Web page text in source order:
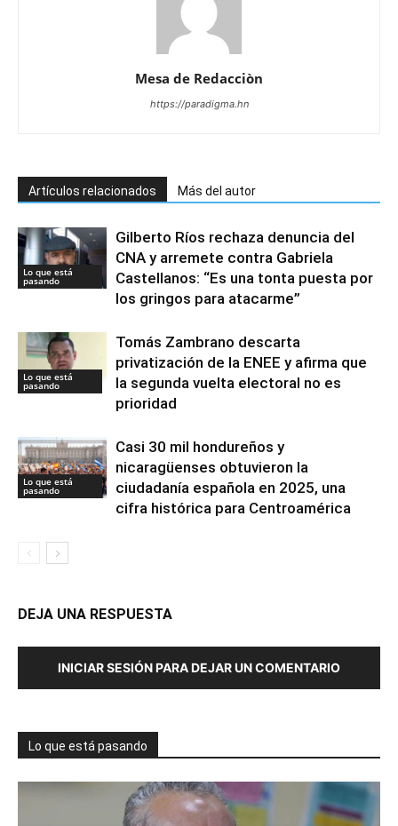
Mesa de Redacciòn
https://paradigma.hn
Artículos relacionados Más del autor
Lo que está
pasando
Gilberto Ríos rechaza denuncia del
CNA y arremete contra Gabriela
Castellanos: “Es una tonta puesta por
los gringos para atacarme”
Lo que está
pasando
Tomás Zambrano descarta
privatización de la ENEE y afirma que
la segunda vuelta electoral no es
prioridad
Lo que está
pasando
Casi 30 mil hondureños y
nicaragüenses obtuvieron la
ciudadanía española en 2025, una
cifra histórica para Centroamérica
DEJA UNA RESPUESTA
INICIAR SESIÓN PARA DEJAR UN COMENTARIO
Lo que está pasando